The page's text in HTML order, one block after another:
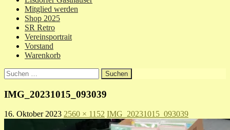
Mitglied werden
Shop 2025
SR Retro
Vereinsportrait
Vorstand
Warenkorb
Suchen
nach:
IMG_20231015_093039
16. Oktober 2023 2560 × 1152 IMG_20231015_093039